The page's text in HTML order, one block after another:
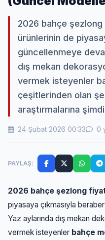
2026 bahçe
ürünlerinin de
güncellenmeye
dış mekan
vermek isteyenler
çeşitlerinden olan
araştırmalarına
24 Şubat 2026 00:33 0
PAYLAŞ:
2026 bahçe şezlong
piyasaya çıkmasıyla
Yaz aylarında dış mekan
vermek isteyenler bahçe